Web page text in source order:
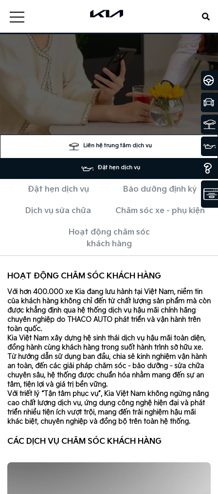
Liên hệ trung tâm dịch vụ
Đặt hẹn dịch vụ
Đặt hẹn dịch vụ Bảo dưỡng định kỳ
Dịch vụ sửa chữa Chăm sóc xe - phụ kiện
Hoạt động chăm sóc
khách hàng
HOẠT ĐỘNG CHĂM SÓC KHÁCH HÀNG
Với hơn 400.000 xe Kia đang lưu hành tại Việt Nam, niềm tin
của khách hàng không chỉ đến từ chất lượng sản phẩm mà còn
được khẳng định qua hệ thống dịch vụ hậu mãi chính hãng
chuyên nghiệp do THACO AUTO phát triển và vận hành trên
toàn quốc.
Kia Việt Nam xây dựng hệ sinh thái dịch vụ hậu mãi toàn diện,
đồng hành cùng khách hàng trong suốt hành trình sở hữu xe.
Từ hướng dẫn sử dụng ban đầu, chia sẻ kinh nghiệm vận hành
an toàn, đến các giải pháp chăm sóc - bảo dưỡng - sửa chữa
chuyên sâu, hệ thống được chuẩn hóa nhằm mang đến sự an
tâm, tiện lợi và giá trị bền vững.
Với triết lý “Tận tâm phục vụ”, Kia Việt Nam không ngừng nâng
cao chất lượng dịch vụ, ứng dụng công nghệ hiện đại và phát
triển nhiều tiện ích vượt trội, mang đến trải nghiệm hậu mãi
khác biệt, chuyên nghiệp và đồng bộ trên toàn hệ thống.
CÁC DỊCH VỤ CHĂM SÓC KHÁCH HÀNG